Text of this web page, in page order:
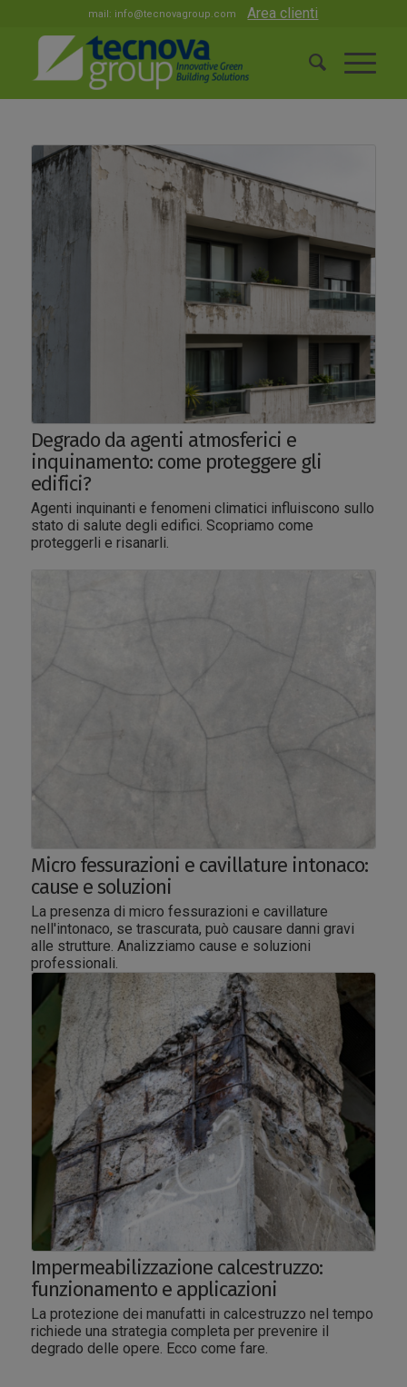
mail: info@tecnovagroup.com Area clienti
Degrado da agenti atmosferici e
inquinamento: come proteggere gli
edifici?
Agenti inquinanti e fenomeni climatici influiscono sullo
stato di salute degli edifici. Scopriamo come
proteggerli e risanarli.
Micro fessurazioni e cavillature intonaco:
cause e soluzioni
La presenza di micro fessurazioni e cavillature
nell'intonaco, se trascurata, può causare danni gravi
alle strutture. Analizziamo cause e soluzioni
professionali.
Impermeabilizzazione calcestruzzo:
funzionamento e applicazioni
La protezione dei manufatti in calcestruzzo nel tempo
richiede una strategia completa per prevenire il
degrado delle opere. Ecco come fare.